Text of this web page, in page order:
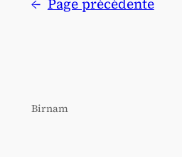
Birnam